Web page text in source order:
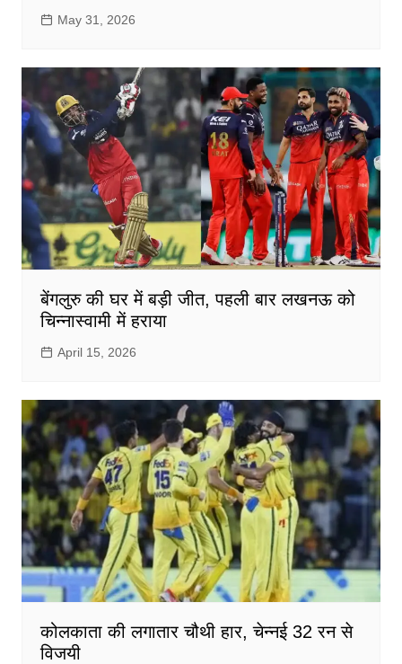
May 31, 2026
बेंगलुरु की घर में बड़ी जीत, पहली बार लखनऊ को
चिन्नास्वामी में हराया
April 15, 2026
कोलकाता की लगातार चौथी हार, चेन्नई 32 रन से
विजयी